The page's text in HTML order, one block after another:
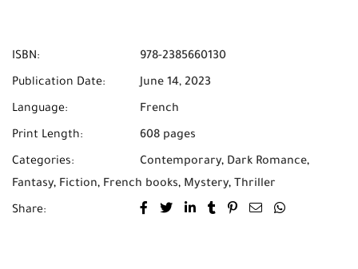
ISBN: 978-2385660130
Publication Date: June 14, 2023
Language: French
Print Length: 608 pages
Categories: Contemporary, Dark Romance,
Fantasy, Fiction, French books, Mystery, Thriller
Share: